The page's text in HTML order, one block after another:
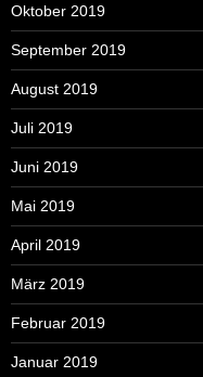
Oktober 2019
September 2019
August 2019
Juli 2019
Juni 2019
Mai 2019
April 2019
März 2019
Februar 2019
Januar 2019